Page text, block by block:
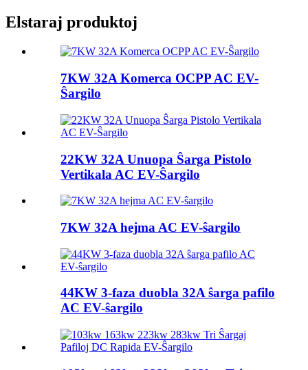
Elstaraj produktoj
7KW 32A Komerca OCPP AC EV-
Ŝargilo
22KW 32A Unuopa Ŝarga Pistolo
Vertikala AC EV-Ŝargilo
7KW 32A hejma AC EV-ŝargilo
44KW 3-faza duobla 32A ŝarga pafilo
AC EV-ŝargilo